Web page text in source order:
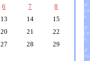
6 7
8
13 14
15
20 21
22
27 28
29